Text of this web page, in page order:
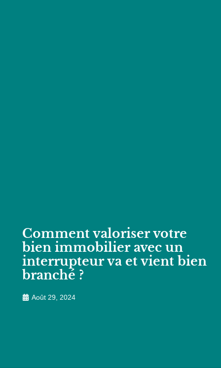
Comment valoriser votre
bien immobilier avec un
interrupteur va et vient bien
branché ?
Août 29, 2024